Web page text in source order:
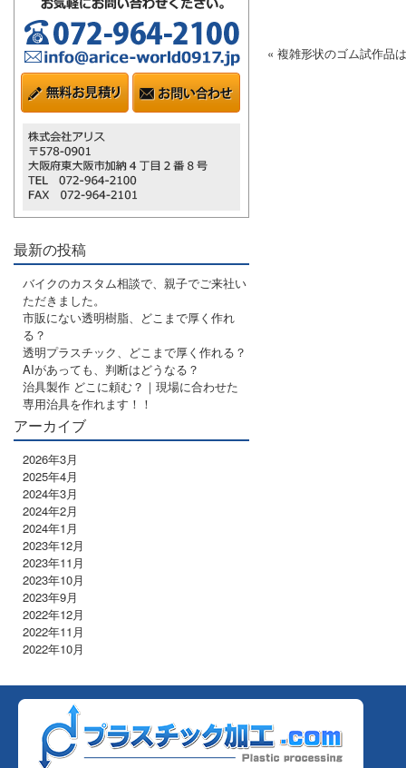
« 複雑形状のゴム試作品
最新の投稿
バイクのカスタム相談で、親子でご来社い
ただきました。
市販にない透明樹脂、どこまで厚く作れ
る？
透明プラスチック、どこまで厚く作れる？
AIがあっても、判断はどうなる？
治具製作 どこに頼む？｜現場に合わせた
専用治具を作れます！！
アーカイブ
2026年3月
2025年4月
2024年3月
2024年2月
2024年1月
2023年12月
2023年11月
2023年10月
2023年9月
2022年12月
2022年11月
2022年10月